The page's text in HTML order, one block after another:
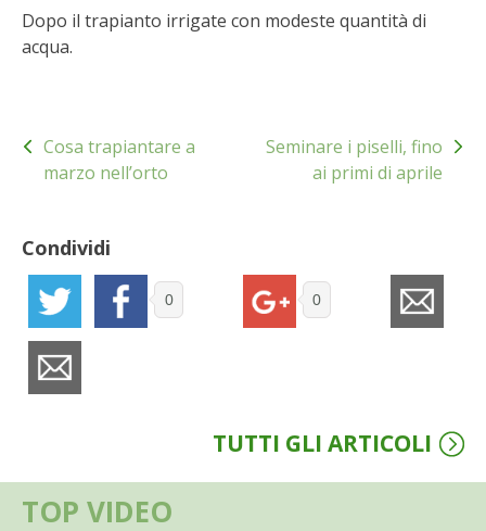
THERMACELL
IL MIO ORTO
IL MIO 2025
COLTIVARE L’OLIVO
CORMIK
PENSA ALTERNATIVO
Dopo il trapianto irrigate con modeste quantità di
acqua.
articoli
Cosa trapiantare a
marzo nell’orto
Seminare i piselli, fino
ai primi di aprile
Condividi
0 0
TUTTI GLI ARTICOLI
TOP VIDEO